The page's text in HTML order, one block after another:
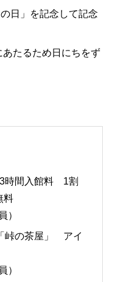
日」を記念して記念
たるため日にちをず
間入館料 1割
料
）
峠の茶屋」 アイ
）